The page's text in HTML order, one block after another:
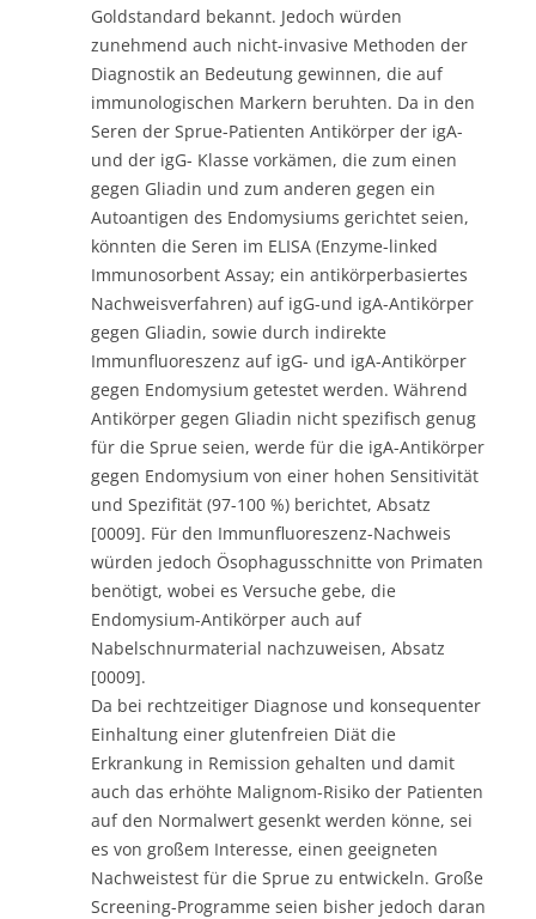
Goldstandard bekannt. Jedoch würden
zunehmend auch nicht-invasive Methoden der
Diagnostik an Bedeutung gewinnen, die auf
immunologischen Markern beruhten. Da in den
Seren der Sprue-Patienten Antikörper der igA-
und der igG- Klasse vorkämen, die zum einen
gegen Gliadin und zum anderen gegen ein
Autoantigen des Endomysiums gerichtet seien,
könnten die Seren im ELISA (Enzyme-linked
Immunosorbent Assay; ein antikörperbasiertes
Nachweisverfahren) auf igG-und igA-Antikörper
gegen Gliadin, sowie durch indirekte
Immunfluoreszenz auf igG- und igA-Antikörper
gegen Endomysium getestet werden. Während
Antikörper gegen Gliadin nicht spezifisch genug
für die Sprue seien, werde für die igA-Antikörper
gegen Endomysium von einer hohen Sensitivität
und Spezifität (97-100 %) berichtet, Absatz
[0009]. Für den Immunfluoreszenz-Nachweis
würden jedoch Ösophagusschnitte von Primaten
benötigt, wobei es Versuche gebe, die
Endomysium-Antikörper auch auf
Nabelschnurmaterial nachzuweisen, Absatz
[0009].
Da bei rechtzeitiger Diagnose und konsequenter
Einhaltung einer glutenfreien Diät die
Erkrankung in Remission gehalten und damit
auch das erhöhte Malignom-Risiko der Patienten
auf den Normalwert gesenkt werden könne, sei
es von großem Interesse, einen geeigneten
Nachweistest für die Sprue zu entwickeln. Große
Screening-Programme seien bisher jedoch daran